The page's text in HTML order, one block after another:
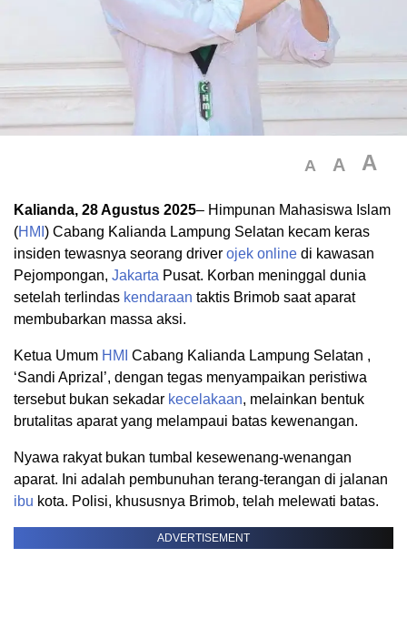
A A A
Kalianda, 28 Agustus 2025– Himpunan Mahasiswa Islam
(HMI ) Cabang Kalianda Lampung Selatan kecam keras
insiden tewasnya seorang driver ojek online di kawasan
Pejompongan, Jakarta Pusat. Korban meninggal dunia
setelah terlindas kendaraan taktis Brimob saat aparat
membubarkan massa aksi.
Ketua Umum HMI Cabang Kalianda Lampung Selatan ,
‘Sandi Aprizal’, dengan tegas menyampaikan peristiwa
tersebut bukan sekadar kecelakaan, melainkan bentuk
brutalitas aparat yang melampaui batas kewenangan.
Nyawa rakyat bukan tumbal kesewenang-wenangan
aparat. Ini adalah pembunuhan terang-terangan di jalanan
ibu kota. Polisi, khususnya Brimob, telah melewati batas.
ADVERTISEMENT